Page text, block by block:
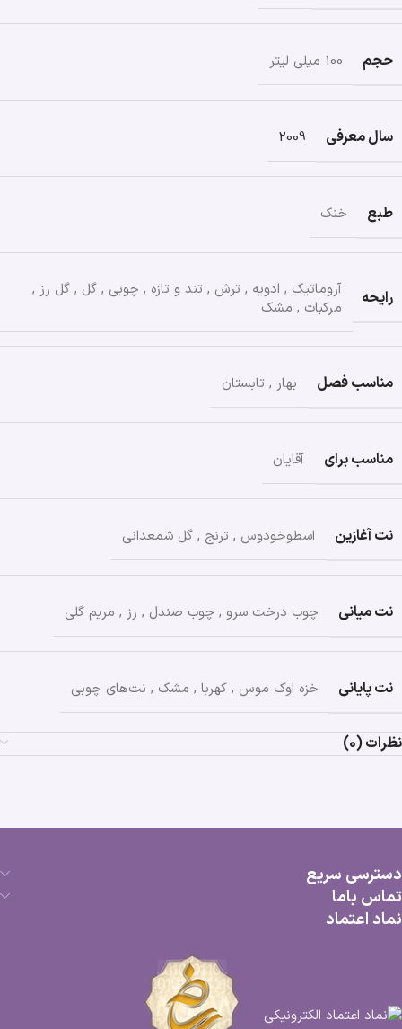
حجم 100 میلی لیتر
سال معرفی 2009
طبع خنک
رایحه آروماتیک , ادویه , ترش , تند و تازه , چوبی , گل , گل رز ,
مرکبات , مشک
مناسب فصل بهار , تابستان
مناسب برای آقایان
نت آغازین اسطوخودوس , ترنج , گل شمعدانی
نت میانی چوب درخت سرو , چوب صندل , رز , مریم گلی
نت پایانی خزه اوک موس , کهربا , مشک , نت‌های چوبی
نظرات (0)
دسترسی سریع
تماس باما
نماد اعتماد